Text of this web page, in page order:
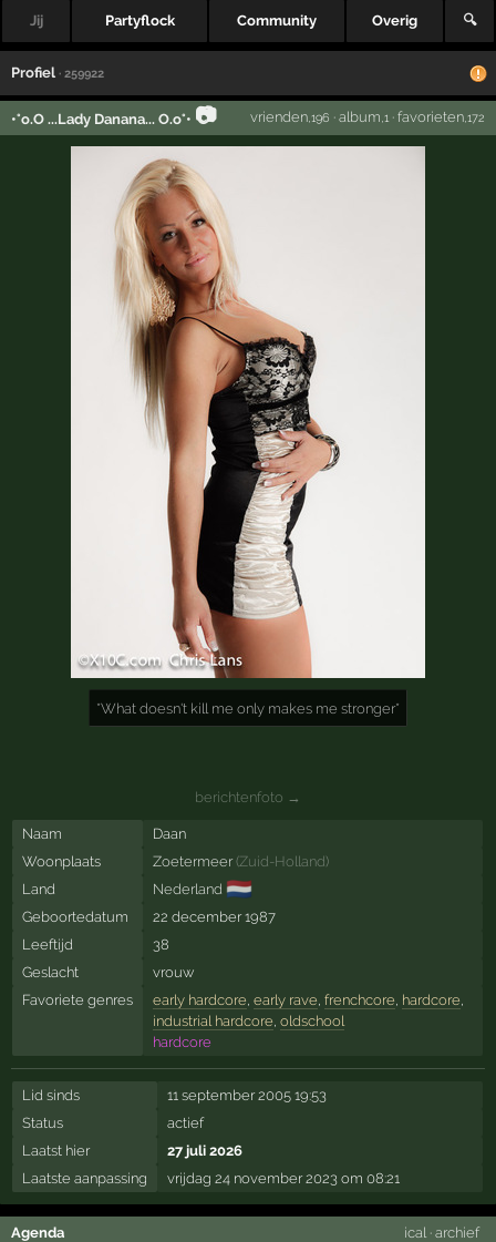
Jij Partyflock Community Overig 🔍
Profiel · 259922
•°o.O ...Lady Danana... O.o°• 📷 vrienden,196 · album ,1· favorieten,172
*What doesn't kill me only makes me stronger*
berichtenfoto →
Naam
Daan
Woonplaats
Zoetermeer (Zuid-Holland)
Land
Nederland 🇳🇱
Geboortedatum
22 december 1987
Leeftijd
38
Geslacht
vrouw
Favoriete genres
early hardcore early rave frenchcore hardcore
industrial hardcore oldschool
hardcore
Lid sinds
11 september 2005 19:53
Status
actief
Laatst hier
27 juli 2026
Laatste aanpassing
vrijdag 24 november 2023 om 08:21
Agenda ical · archief